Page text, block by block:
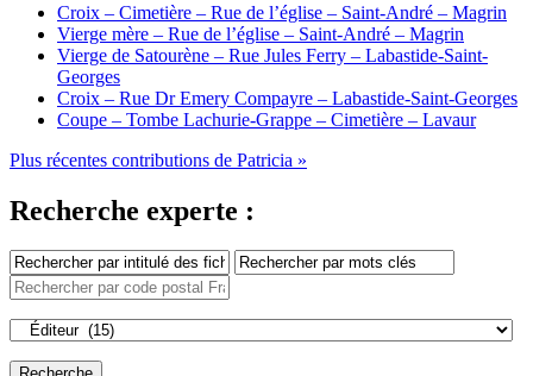
Croix – Cimetière – Rue de l’église – Saint-André – Magrin
Vierge mère – Rue de l’église – Saint-André – Magrin
Vierge de Satourène – Rue Jules Ferry – Labastide-Saint-
Georges
Croix – Rue Dr Emery Compayre – Labastide-Saint-Georges
Coupe – Tombe Lachurie-Grappe – Cimetière – Lavaur
Plus récentes contributions de Patricia »
Recherche experte :